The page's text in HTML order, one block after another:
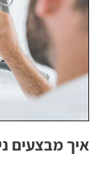
איך מבצעים